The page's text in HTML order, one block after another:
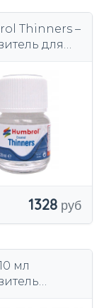
Thinners –
для
1328
мл